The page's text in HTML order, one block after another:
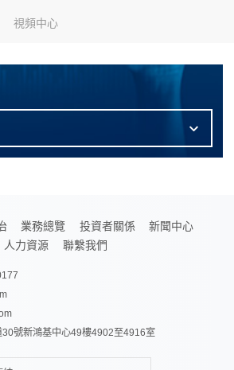
視頻中心
業務總覽 投資者關係
新聞中心
人力資源
聯繫我們
號新鴻基中心49樓4902至4916室